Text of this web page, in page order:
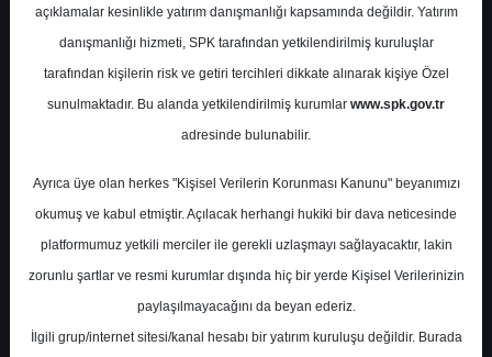
THYAO- TÜRK HAVA YOLLARI
A.O.
Hedef Fiyat 365.00 ₺
Getiri
%0.00
0 1
açıklamalar kesinlikle yatırım danışmanlığı kapsamında değildir. Yatırım
danışmanlığı hizmeti, SPK tarafından yetkilendirilmiş kuruluşlar
tarafından kişilerin risk ve getiri tercihleri dikkate alınarak kişiye Özel
sunulmaktadır. Bu alanda yetkilendirilmiş kurumlar www.spk.gov.tr
adresinde bulunabilir.
Ayrıca üye olan herkes "Kişisel Verilerin Korunması Kanunu" beyanımızı
okumuş ve kabul etmiştir. Açılacak herhangi hukiki bir dava neticesinde
platformumuz yetkili merciler ile gerekli uzlaşmayı sağlayacaktır, lakin
zorunlu şartlar ve resmi kurumlar dışında hiç bir yerde Kişisel Verilerinizin
paylaşılmayacağını da beyan ederiz.
İlgili grup/internet sitesi/kanal hesabı bir yatırım kuruluşu değildir. Burada